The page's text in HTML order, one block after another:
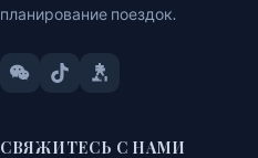
планирование поездок.
СВЯЖИТЕСЬ С НАМИ